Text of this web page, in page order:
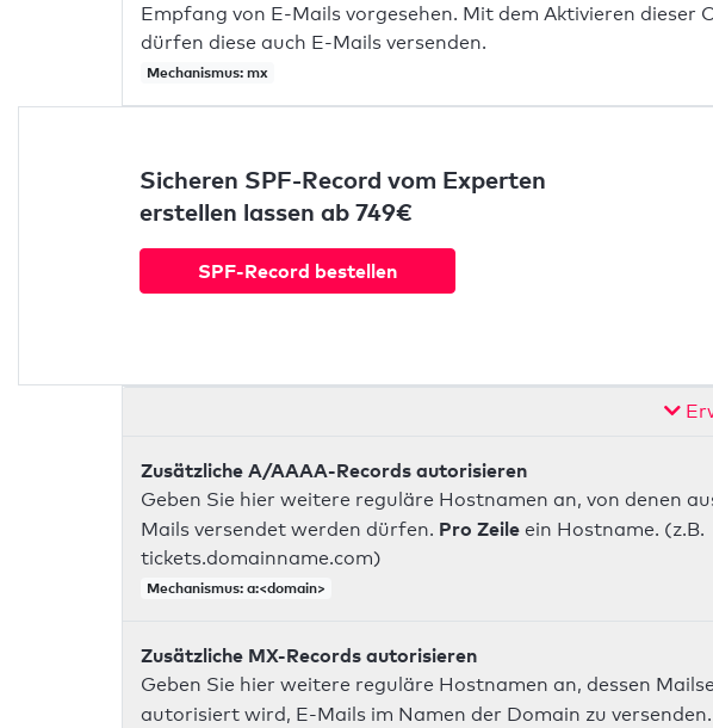
Empfang von E-Mails vorgesehen. Mit dem Aktivieren dieser
dürfen diese auch E-Mails versenden.
Mechanismus: mx
Sicheren SPF-Record vom Experten
erstellen lassen ab 749€
SPF-Record bestellen
Zusätzliche A/AAAA-Records autorisieren
Geben Sie hier weitere reguläre Hostnamen an, von denen
Mails versendet werden dürfen. Pro Zeile ein Hostname. (z.B.
tickets.domainname.com)
Mechanismus: a:<domain>
Zusätzliche MX-Records autorisieren
Geben Sie hier weitere reguläre Hostnamen an, dessen
autorisiert wird, E-Mails im Namen der Domain zu versenden.